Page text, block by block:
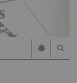
cas BPA